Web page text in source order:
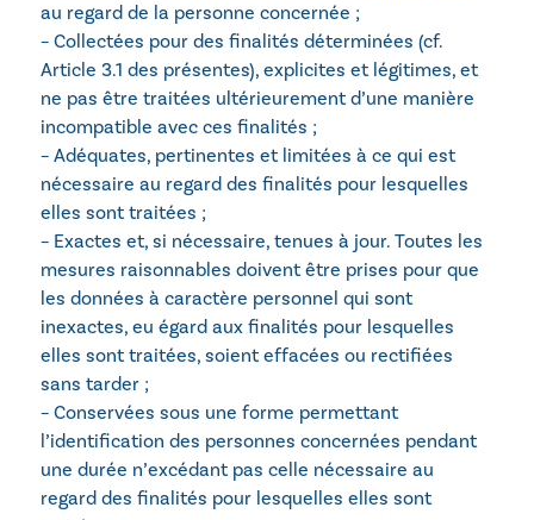
au regard de la personne concernée ;
– Collectées pour des finalités déterminées (cf.
Article 3.1 des présentes), explicites et légitimes, et
ne pas être traitées ultérieurement d’une manière
incompatible avec ces finalités ;
– Adéquates, pertinentes et limitées à ce qui est
nécessaire au regard des finalités pour lesquelles
elles sont traitées ;
– Exactes et, si nécessaire, tenues à jour. Toutes les
mesures raisonnables doivent être prises pour que
les données à caractère personnel qui sont
inexactes, eu égard aux finalités pour lesquelles
elles sont traitées, soient effacées ou rectifiées
sans tarder ;
– Conservées sous une forme permettant
l’identification des personnes concernées pendant
une durée n’excédant pas celle nécessaire au
regard des finalités pour lesquelles elles sont